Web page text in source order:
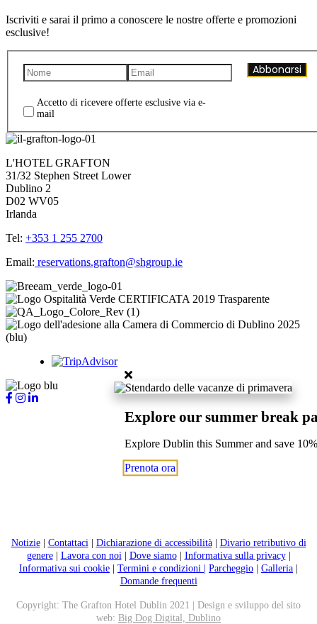
Iscriviti e sarai il primo a conoscere le nostre offerte e promozioni
esclusive!
Abbonarsi
Accetto di ricevere offerte esclusive via e-
mail
L'HOTEL GRAFTON
31/32 Stephen Street Lower
Dublino 2
D02 WV05
Irlanda
Tel: +353 1 255 2700
Email: reservations.grafton@shgroup.ie
Explore our summer break
Explore Dublin this Summer and save
Prenota ora
Notizie| Contattaci Dichiarazione di accessibilità| Divario retributivo di
genere| Lavora con noi Dove siamo| Informativa sulla privacy|
Informativa sui cookie
Termini e condizioni | Parcheggio Galleria
Domande frequenti
Copyright: The Grafton Hotel Dublin 2021 | Design e sviluppo del sito
web: Big Dog Digital, Dublino